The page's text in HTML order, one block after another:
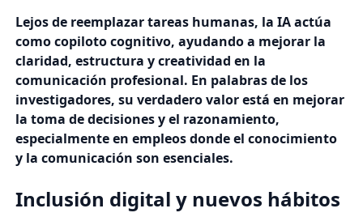
Lejos de reemplazar tareas humanas, la IA actúa
como copiloto cognitivo, ayudando a mejorar la
claridad, estructura y creatividad en la
comunicación profesional. En palabras de los
investigadores, su verdadero valor está en mejorar
la toma de decisiones y el razonamiento,
especialmente en empleos donde el conocimiento
y la comunicación son esenciales.
Inclusión digital y nuevos hábitos